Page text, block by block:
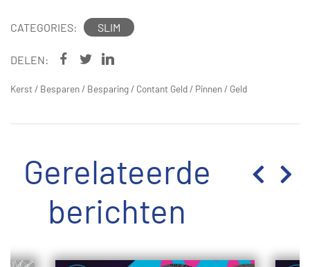
CATEGORIES: SLIM
DELEN:
Kerst / Besparen / Besparing / Contant Geld / Pinnen / Geld
Gerelateerde
berichten